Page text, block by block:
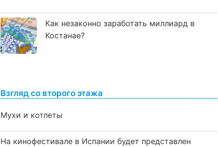
Как незаконно заработать миллиард в
Костанае?
Взгляд со второго этажа
Мухи и котлеты
На кинофестивале в Испании будет представлен